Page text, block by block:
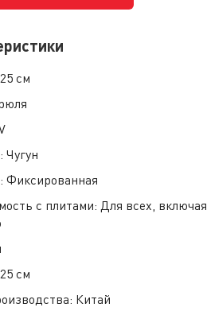
25 см
Чугун
Фиксированная
с плитами: Для всех, включая
25 см
Китай